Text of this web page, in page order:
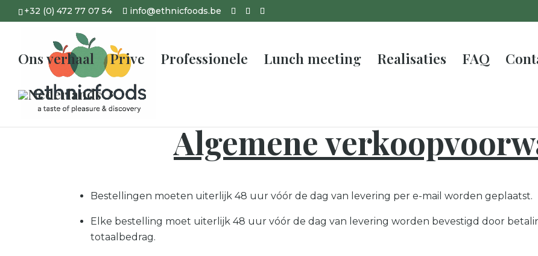
+32 (0) 472 77 07 54 info@ethnicfoods.be
Ons verhaal Prive Professionele Lunch meeting Realisaties FAQ
Algemene
Bestellingen moeten uiterlijk 48 uur vóór de dag van levering per e-mail worden geplaatst.
Elke bestelling moet uiterlijk 48 uur vóór de dag van levering worden bevestigd door
totaalbedrag.